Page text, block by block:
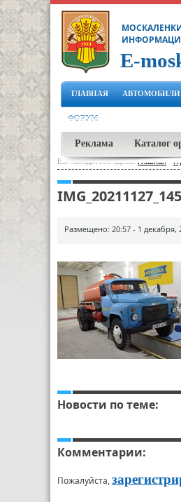
E-
ГЛАВНАЯ АВТОМОБИЛИ
ФОРУМ
Реклама Каталог
Вы находитесь здесь:Главная-
Размещено: 20:57 - 1 декабря,
Новости по теме:
Комментарии:
Пожалуйста,